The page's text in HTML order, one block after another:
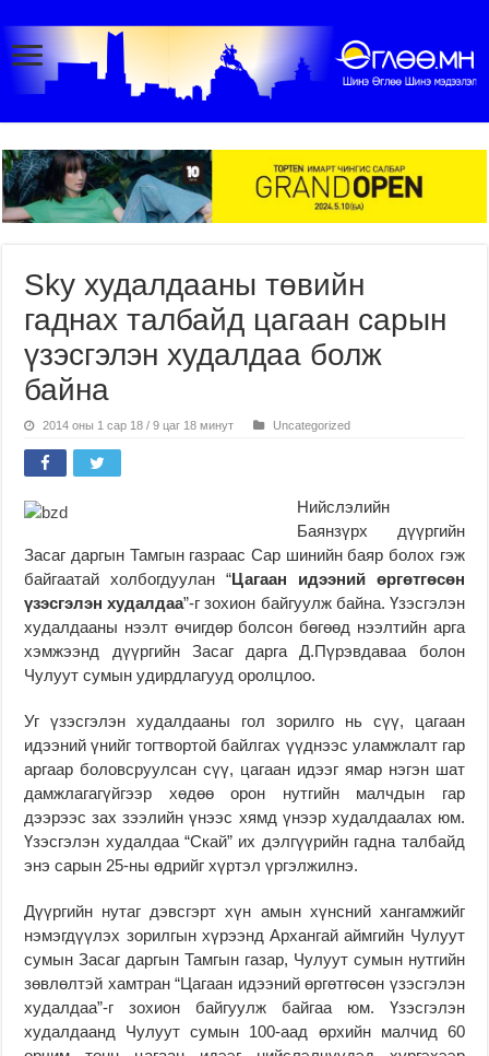
Sky худалдааны төвийн
гаднах талбайд цагаан сарын
үзэсгэлэн худалдаа болж
байна
2014 оны 1 сар 18 / 9 цаг 18 минут Uncategorized
Нийслэлийн
Баянзүрх дүүргийн
Засаг даргын Тамгын газраас Сар шинийн баяр болох гэж
байгаатай холбогдуулан “Цагаан идээний өргөтгөсөн
үзэсгэлэн худалдаа”-г зохион байгуулж байна. Үзэсгэлэн
худалдааны нээлт өчигдөр болсон бөгөөд нээлтийн арга
хэмжээнд дүүргийн Засаг дарга Д.Пүрэвдаваа болон
Чулуут сумын удирдлагууд оролцлоо.
Уг үзэсгэлэн худалдааны гол зорилго нь сүү, цагаан
идээний үнийг тогтвортой байлгах үүднээс уламжлалт гар
аргаар боловсруулсан сүү, цагаан идээг ямар нэгэн шат
дамжлагагүйгээр хөдөө орон нутгийн малчдын гар
дээрээс зах зээлийн үнээс хямд үнээр худалдаалах юм.
Үзэсгэлэн худалдаа “Скай” их дэлгүүрийн гадна талбайд
энэ сарын 25-ны өдрийг хүртэл үргэлжилнэ.
Дүүргийн нутаг дэвсгэрт хүн амын хүнсний хангамжийг
нэмэгдүүлэх зорилгын хүрээнд Архангай аймгийн Чулуут
сумын Засаг даргын Тамгын газар, Чулуут сумын нутгийн
зөвлөлтэй хамтран “Цагаан идээний өргөтгөсөн үзэсгэлэн
худалдаа”-г зохион байгуулж байгаа юм. Үзэсгэлэн
худалдаанд Чулуут сумын 100-аад өрхийн малчид 60